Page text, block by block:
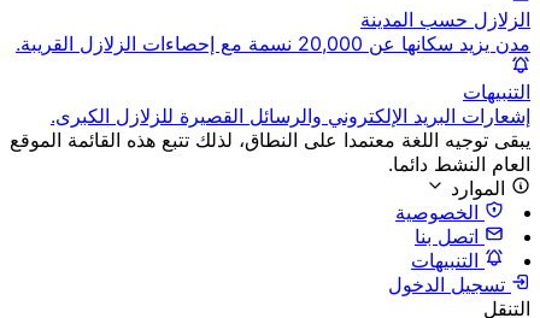
الزلازل حسب المدينة
مدن يزيد سكانها عن 20,000 نسمة مع إحصاءات الزلازل القريبة.
التنبيهات
إشعارات البريد الإلكتروني والرسائل القصيرة للزلازل الكبرى.
يبقى توجيه اللغة معتمدا على النطاق، لذلك تتبع هذه القائمة الموقع
العام النشط دائما.
الموارد
الخصوصية
اتصل بنا
التنبيهات
تسجيل الدخول
التنقل